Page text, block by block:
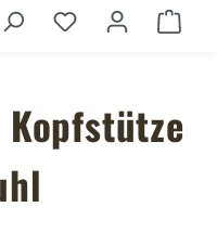
Du hast 0